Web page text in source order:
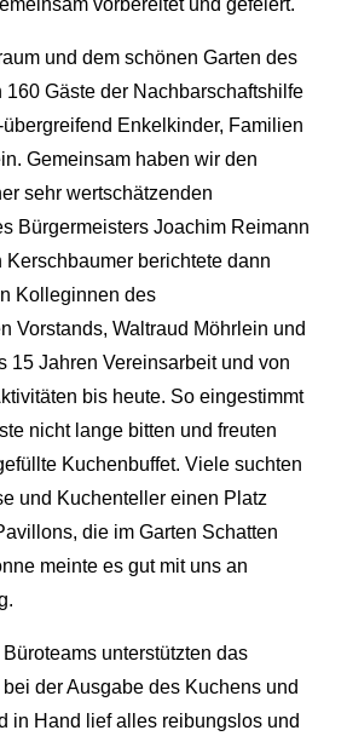
vorbereitet und gefeiert.
und dem schönen Garten des
160 Gäste der Nachbarschaftshilfe
Enkelkinder, Familien
Gemeinsam haben wir den
sehr wertschätzenden
Bürgermeisters Joachim Reimann
Kerschbaumer berichtete dann
Kolleginnen des
Vorstands, Waltraud Möhrlein und
15 Jahren Vereinsarbeit und von
bis heute. So eingestimmt
nicht lange bitten und freuten
Kuchenbuffet. Viele suchten
und Kuchenteller einen Platz
die im Garten Schatten
meinte es gut mit uns an
unterstützten das
der Ausgabe des Kuchens und
in Hand lief alles reibungslos und